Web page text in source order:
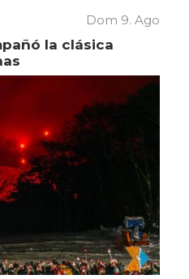
Dom 9. Ago
la clásica